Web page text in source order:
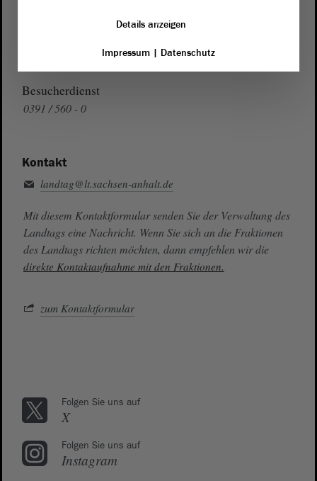
Besucherdienst
0391 / 560 - 0
Kontakt
landtag@lt.sachsen-anhalt.de
Mit diesem Kontaktformular senden Sie der Verwaltung des
Landtags eine Nachricht. Wenn Sie sich an die Fraktionen
des Landtags richten möchten, dann empfehlen wir die
direkte Kontaktaufnahme mit den Fraktionen.
zum Kontaktformular
Folgen Sie uns auf
X
Folgen Sie uns auf
Instagram
Details anzeigen
Impressum| Datenschutz